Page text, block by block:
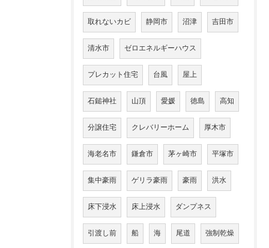
取れないカビ 静岡市 沼津 吉田市
清水市 ゼロエネルギーハウス
プレカット住宅 台風 屋上
石鎚神社 山頂 愛媛 徳島 高知
分譲住宅 クレバリーホーム 厚木市
海老名市 鎌倉市 茅ヶ崎市 平塚市
集中豪雨 ゲリラ豪雨 豪雨 洪水
床下浸水 床上浸水 ダンプネス
引渡し前 船 海 尾道 強制乾燥